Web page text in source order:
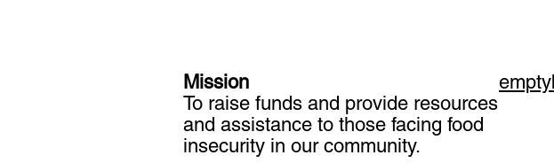
Mission
To raise funds and provide resources
and assistance to those facing food
insecurity in our community.